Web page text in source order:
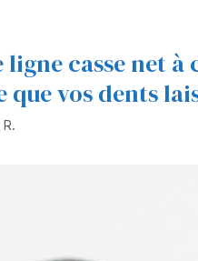
ligne casse net
que vos dents